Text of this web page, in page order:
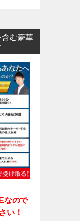
含む豪華
なので
い！